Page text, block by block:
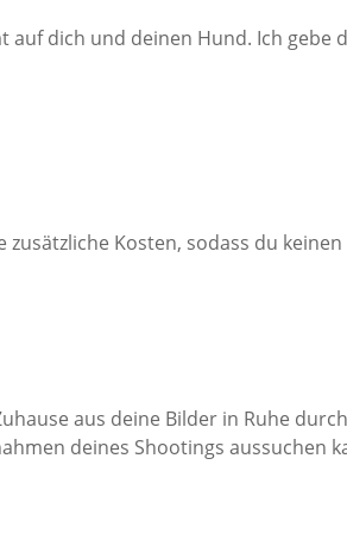
dich und deinen Hund. Ich
Kosten, sodass du
aus deine Bilder in Ruhe
deines Shootings aussuchen